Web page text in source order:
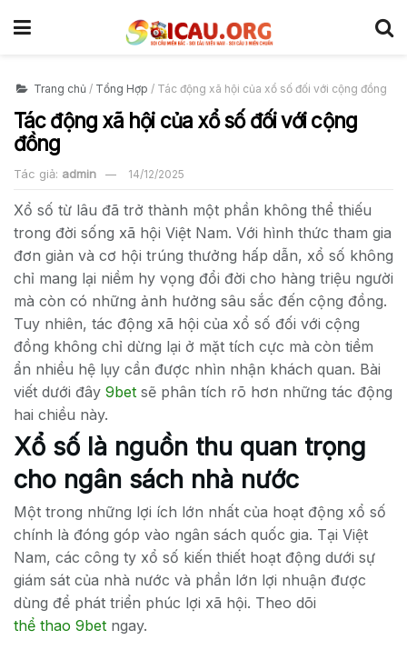
Trang chủ / Tổng Hợp / Tác động xã hội của xổ số đối với cộng đồng
Tác động xã hội của xổ số đối với cộng
đồng
Tác giả: admin 14/12/2025
Xổ số từ lâu đã trở thành một phần không thể thiếu
trong đời sống xã hội Việt Nam. Với hình thức tham gia
đơn giản và cơ hội trúng thưởng hấp dẫn, xổ số không
chỉ mang lại niềm hy vọng đổi đời cho hàng triệu người
mà còn có những ảnh hưởng sâu sắc đến cộng đồng.
Tuy nhiên, tác động xã hội của xổ số đối với cộng
đồng không chỉ dừng lại ở mặt tích cực mà còn tiềm
ẩn nhiều hệ lụy cần được nhìn nhận khách quan. Bài
viết dưới đây 9bet sẽ phân tích rõ hơn những tác động
hai chiều này.
Xổ số là nguồn thu quan trọng
cho ngân sách nhà nước
Một trong những lợi ích lớn nhất của hoạt động xổ số
chính là đóng góp vào ngân sách quốc gia. Tại Việt
Nam, các công ty xổ số kiến thiết hoạt động dưới sự
giám sát của nhà nước và phần lớn lợi nhuận được
dùng để phát triển phúc lợi xã hội. Theo dõi
thể thao 9bet ngay.